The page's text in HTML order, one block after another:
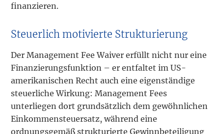
finanzieren.
Steuerlich motivierte Strukturierung
Der Management Fee Waiver erfüllt nicht nur eine
Finanzierungsfunktion – er entfaltet im US-
amerikanischen Recht auch eine eigenständige
steuerliche Wirkung: Management Fees
unterliegen dort grundsätzlich dem gewöhnlichen
Einkommensteuersatz, während eine
ordnungsgemäß strukturierte Gewinnbeteiligung